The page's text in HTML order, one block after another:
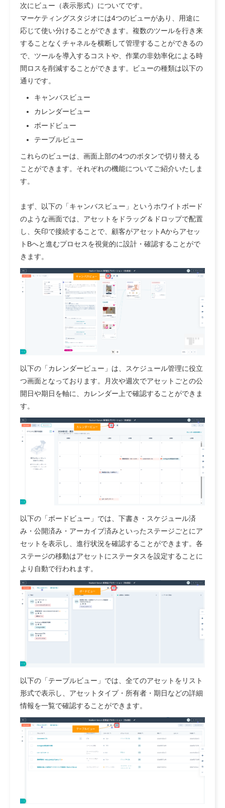
次にビュー（表示形式）についてです。
マーケティングスタジオには4つのビューがあり、用途に
応じて使い分けることができます。複数のツールを行き来
することなくチャネルを横断して管理することができるの
で、ツールを導入するコストや、作業の非効率化による時
間ロスを削減することができます。ビューの種類は以下の
通りです。
キャンバスビュー
カレンダービュー
ボードビュー
テーブルビュー
これらのビューは、画面上部の4つのボタンで切り替える
ことができます。それぞれの機能についてご紹介いたしま
す。
まず、以下の「キャンバスビュー」というホワイトボード
のような画面では、アセットをドラッグ＆ドロップで配置
し、矢印で接続することで、顧客がアセットAからアセッ
トBへと進むプロセスを視覚的に設計・確認することがで
きます。
以下の「カレンダービュー」は、スケジュール管理に役立
つ画面となっております。月次や週次でアセットごとの公
開日や期日を軸に、カレンダー上で確認することができま
す。
以下の「ボードビュー」では、下書き・スケジュール済
み・公開済み・アーカイブ済みといったステージごとにア
セットを表示し、進行状況を確認することができます。各
ステージの移動はアセットにステータスを設定することに
より自動で行われます。
以下の「テーブルビュー」では、全てのアセットをリスト
形式で表示し、アセットタイプ・所有者・期日などの詳細
情報を一覧で確認することができます。